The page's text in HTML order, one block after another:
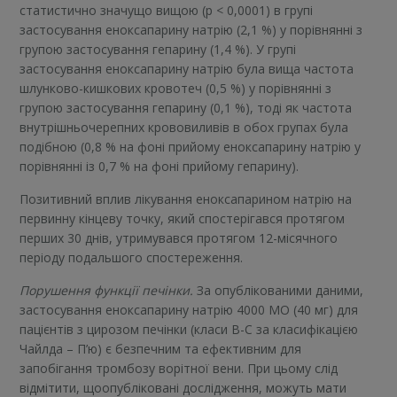
статистично значущо вищою (p < 0,0001) в групі
застосування еноксапарину натрію (2,1 %) у порівнянні з
групою застосування гепарину (1,4 %). У групі
застосування еноксапарину натрію була вища частота
шлунково-кишкових кровотеч (0,5 %) у порівнянні з
групою застосування гепарину (0,1 %), тоді як частота
внутрішньочерепних крововиливів в обох групах була
подібною (0,8 % на фоні прийому еноксапарину натрію у
порівнянні із 0,7 % на фоні прийому гепарину).
Позитивний вплив лікування еноксапарином натрію на
первинну кінцеву точку, який спостерігався протягом
перших 30 днів, утримувався протягом 12-місячного
періоду подальшого спостереження.
Порушення функції печінки.За опублікованими даними,
застосування еноксапарину натрію 4000 МО (40 мг) для
пацієнтів з цирозом печінки (класи B-C за класифікацією
Чайлда – П’ю) є безпечним та ефективним для
запобігання тромбозу ворітної вени. При цьому слід
відмітити, щоопубліковані дослідження, можуть мати